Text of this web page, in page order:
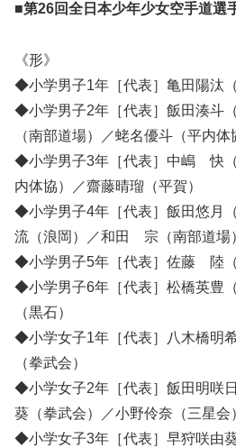
■第26回全日本少年少女空手道選
《形》
◆小学男子1年［代表］亀田陽汰（
◆小学男子2年［代表］飯田湊斗
（南部道場）／蛯名優斗（平内体
◆小学男子3年［代表］中嶋 快
内体協）／齋藤晴瑠（平賀）
◆小学男子4年［代表］飯田悠月
流（浪岡）／和田 宗（南部道場
◆小学男子5年［代表］佐藤 陸（
◆小学男子6年［代表］松橋英豊
（黒石）
◆小学女子1年［代表］八木橋明
（拳武会）
◆小学女子2年［代表］飯田明咲
葵（拳武会）／小野伶奈（三星会
◆小学女子3年［代表］早狩咲由